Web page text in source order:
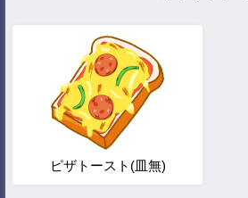
ピザトースト(皿無)